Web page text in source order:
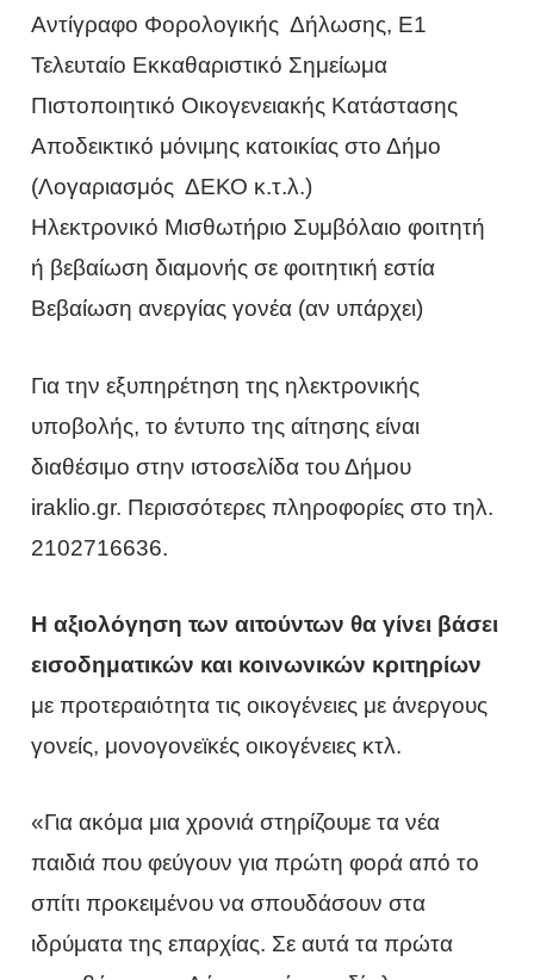
Αντίγραφο Φορολογικής Δήλωσης, Ε1
Τελευταίο Εκκαθαριστικό Σημείωμα
Πιστοποιητικό Οικογενειακής Κατάστασης
Αποδεικτικό μόνιμης κατοικίας στο Δήμο
(Λογαριασμός ΔΕΚΟ κ.τ.λ.)
Ηλεκτρονικό Μισθωτήριο Συμβόλαιο φοιτητή
ή βεβαίωση διαμονής σε φοιτητική εστία
Βεβαίωση ανεργίας γονέα (αν υπάρχει)
Για την εξυπηρέτηση της ηλεκτρονικής
υποβολής, το έντυπο της αίτησης είναι
διαθέσιμο στην ιστοσελίδα του Δήμου
iraklio.gr. Περισσότερες πληροφορίες στο τηλ.
2102716636.
Η αξιολόγηση των αιτούντων θα γίνει βάσει
εισοδηματικών και κοινωνικών κριτηρίων
με προτεραιότητα τις οικογένειες με άνεργους
γονείς, μονογονεϊκές οικογένειες κτλ.
«Για ακόμα μια χρονιά στηρίζουμε τα νέα
παιδιά που φεύγουν για πρώτη φορά από το
σπίτι προκειμένου να σπουδάσουν στα
ιδρύματα της επαρχίας. Σε αυτά τα πρώτα